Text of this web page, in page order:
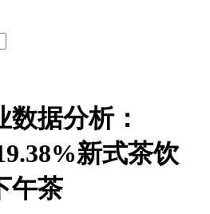
据分析：
新式茶饮
午茶